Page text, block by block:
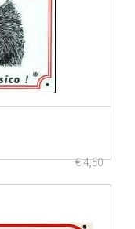
€4,50